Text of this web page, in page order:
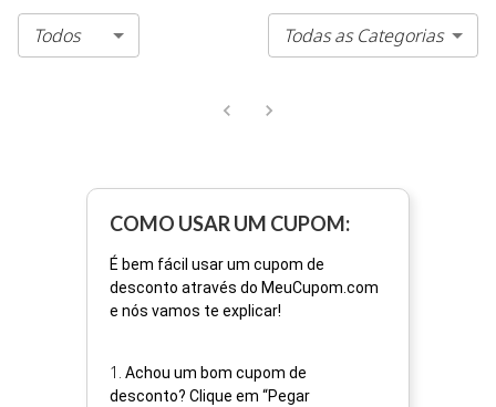
Todos Todas as Categorias
COMO USAR UM CUPOM:
É bem fácil usar um cupom de
desconto através do MeuCupom.com
e nós vamos te explicar!
1 . Achou um bom cupom de
desconto? Clique em “Pegar